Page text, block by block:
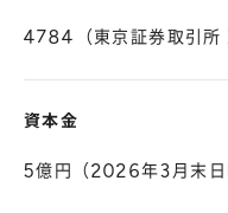
4784（東京証券取引所
資本金
5億円（2026年3月末日